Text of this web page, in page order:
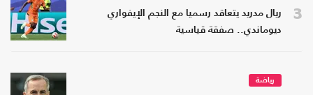
3
ريال مدريد يتعاقد رسميا مع النجم الإيفواري
ديوماندي.. صفقة قياسية
رياضة